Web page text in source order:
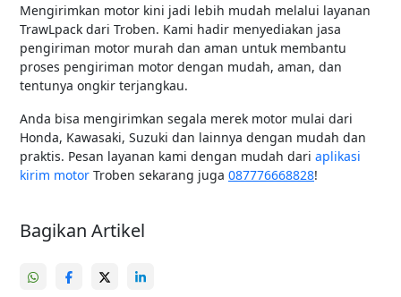
Mengirimkan motor kini jadi lebih mudah melalui layanan
TrawLpack dari Troben. Kami hadir menyediakan jasa
pengiriman motor murah dan aman untuk membantu
proses pengiriman motor dengan mudah, aman, dan
tentunya ongkir terjangkau.
Anda bisa mengirimkan segala merek motor mulai dari
Honda, Kawasaki, Suzuki dan lainnya dengan mudah dan
praktis. Pesan layanan kami dengan mudah dari aplikasi
kirim motor Troben sekarang juga 087776668828!
Bagikan Artikel